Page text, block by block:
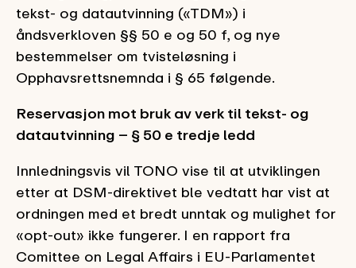
tekst- og datautvinning («TDM») i
åndsverkloven §§ 50 e og 50 f, og nye
bestemmelser om tvisteløsning i
Opphavsrettsnemnda i § 65 følgende.
Reservasjon mot bruk av verk til tekst- og
datautvinning – § 50 e tredje ledd
Innledningsvis vil TONO vise til at utviklingen
etter at DSM-direktivet ble vedtatt har vist at
ordningen med et bredt unntak og mulighet for
«opt-out» ikke fungerer. I en rapport fra
Comittee on Legal Affairs i EU-Parlamentet